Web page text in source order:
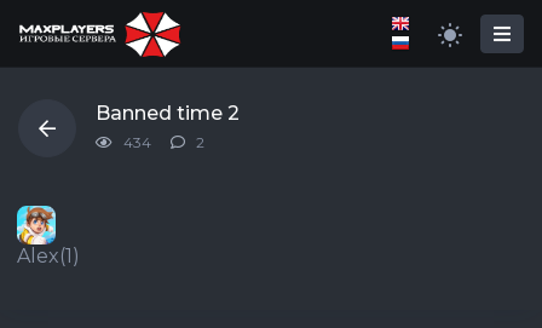
Banned time 2
434 2
Alex(1)